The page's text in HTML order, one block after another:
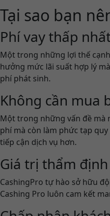
Tại sao bạn
Phí vay thấp
Một trong những lợi thế
hưởng mức lãi suất hợp lý
phí phát sinh.
Không cần mua
Một trong những vấn đề mà
phí mà còn làm phức tạp
tiếp cận dịch vụ hơn.
Giá trị thẩm
CashingPro tự hào sở hữu
Cashing Pro luôn cam kết